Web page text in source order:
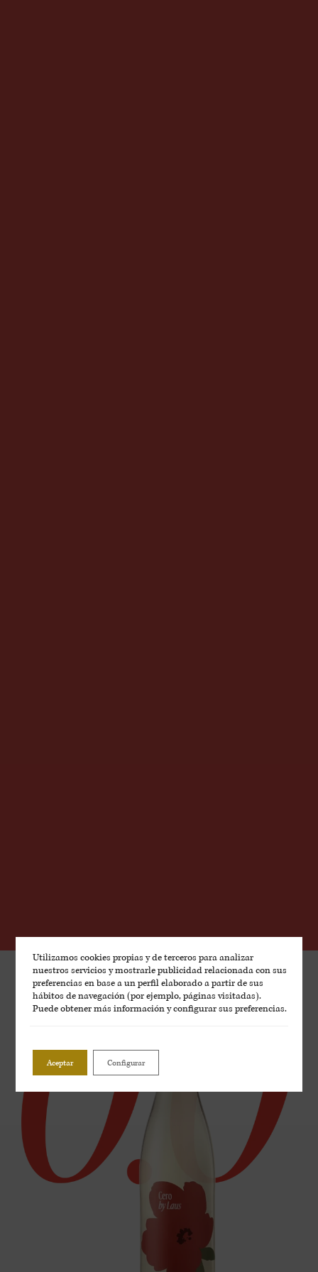
Utilizamos cookies propias y de terceros para analizar
nuestros servicios y mostrarle publicidad relacionada con sus
preferencias en base a un perfil elaborado a partir de sus
hábitos de navegación (por ejemplo, páginas visitadas).
Puede obtener más información y configurar sus preferencias.
Aceptar Configurar